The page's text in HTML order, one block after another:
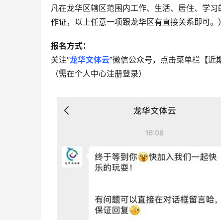
凡在龙华区辖区范围内工作、生活、居住、学
作证，以上任意一项跟龙华区有直接关系即可。）
报名方式：
关注“龙华文体云”微信公众号，点击菜单栏【
（需在个人中心注册登录）